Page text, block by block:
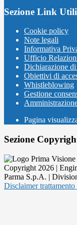
Sezione Link Utili
Cookie policy
Note legali
Informativa
Ufficio
Dichiarazione
Obiettivi di
Whistleblowing
Gestione
Pagina
Sezione
Copyright 2026 |
Parma S.p.A. |
Disclaimer trattamento